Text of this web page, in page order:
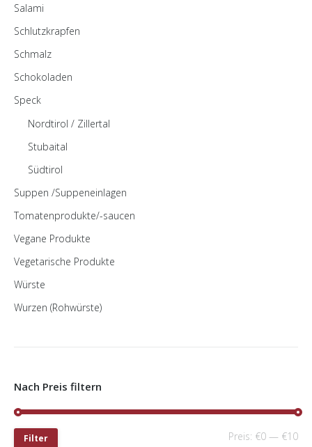
Salami
Schlutzkrapfen
Schmalz
Schokoladen
Speck
Nordtirol / Zillertal
Stubaital
Südtirol
Suppen /Suppeneinlagen
Tomatenprodukte/-saucen
Vegane Produkte
Vegetarische Produkte
Würste
Wurzen (Rohwürste)
Nach Preis filtern
Filter Preis: €0 — €10